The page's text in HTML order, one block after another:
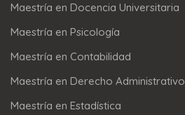
Maestría en Docencia Universitaria
Maestría en Psicología
Maestría en Contabilidad
Maestría en Derecho Administrativo
Maestría en Estadística